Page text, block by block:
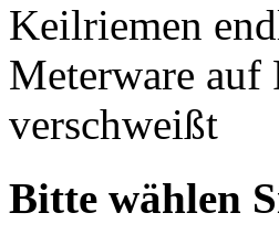
Keilriemen
Meterware auf
verschweißt
Bitte wählen